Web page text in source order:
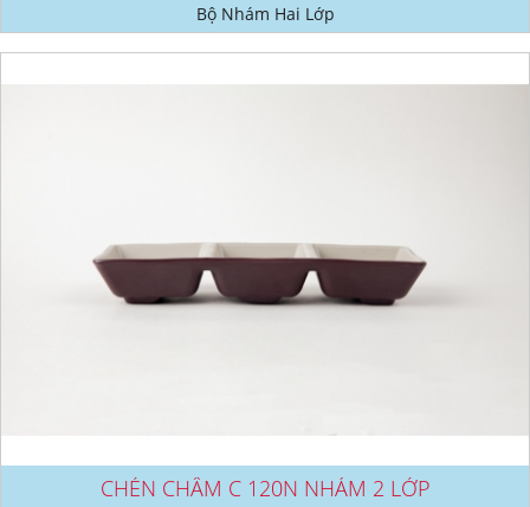
Bộ Nhám Hai Lớp
CHÉN CHẤM C 120N NHÁM 2 LỚP